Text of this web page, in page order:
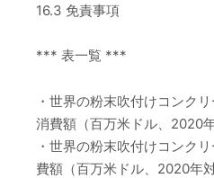
16.3 免責事項
*** 表一覧 ***
・世界の粉末吹付けコンク
消費額（百万米ドル、2020
・世界の粉末吹付けコンク
費額（百万米ドル、2020年